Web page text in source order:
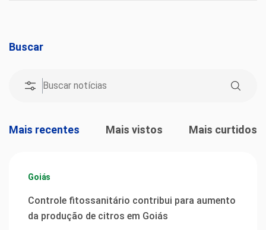
Buscar
Mais recentes Mais vistos Mais curtidos
Goiás
Controle fitossanitário contribui para aumento
da produção de citros em Goiás